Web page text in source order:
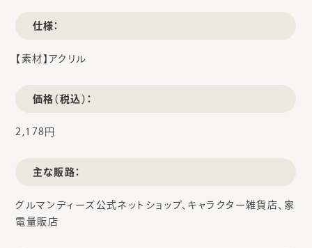
仕様：
【素材】アクリル
価格（税込）：
2,178円
主な販路：
グルマンディーズ公式ネットショップ、キャラクター雑貨店、家
電量販店